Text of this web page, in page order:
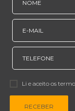
Li e aceito os
RECEBER